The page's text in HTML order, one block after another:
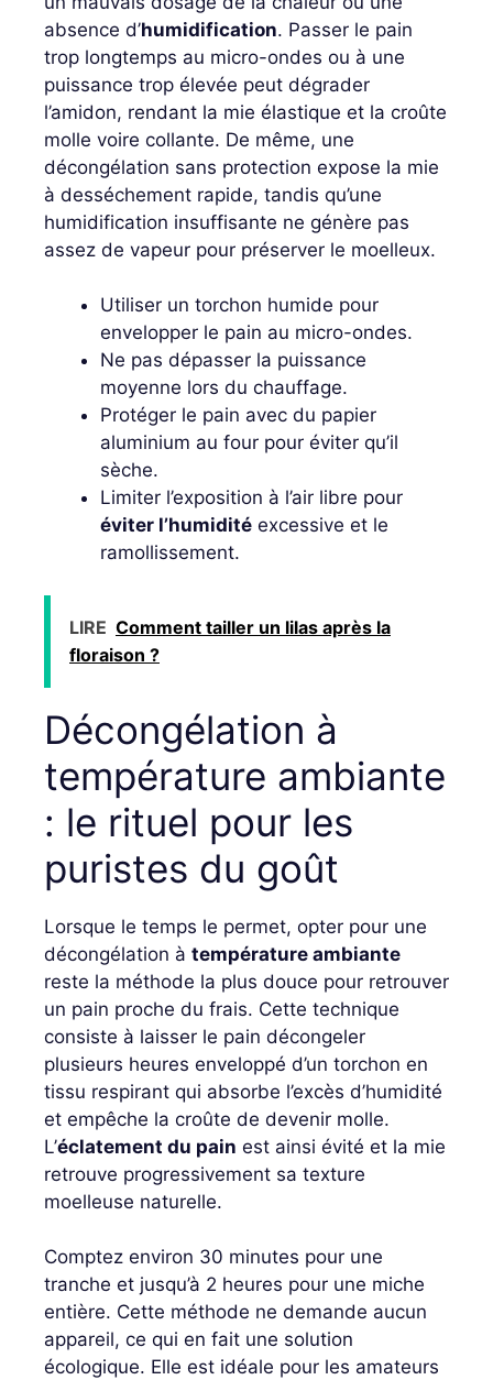
absence d’humidification. Passer le pain
trop longtemps au micro-ondes ou à une
puissance trop élevée peut dégrader
l’amidon, rendant la mie élastique et la croûte
molle voire collante. De même, une
décongélation sans protection expose la mie
à desséchement rapide, tandis qu’une
humidification insuffisante ne génère pas
assez de vapeur pour préserver le moelleux.
Utiliser un torchon humide pour
envelopper le pain au micro-ondes.
Ne pas dépasser la puissance
moyenne lors du chauffage.
Protéger le pain avec du papier
aluminium au four pour éviter qu’il
sèche.
Limiter l’exposition à l’air libre pour
éviter l’humidité excessive et le
ramollissement.
LIRE Comment tailler un lilas après la
floraison ?
Décongélation à
température ambiante
: le rituel pour les
puristes du goût
Lorsque le temps le permet, opter pour une
décongélation à température ambiante
reste la méthode la plus douce pour retrouver
un pain proche du frais. Cette technique
consiste à laisser le pain décongeler
plusieurs heures enveloppé d’un torchon en
tissu respirant qui absorbe l’excès d’humidité
et empêche la croûte de devenir molle.
L’éclatement du pain est ainsi évité et la mie
retrouve progressivement sa texture
moelleuse naturelle.
Comptez environ 30 minutes pour une
tranche et jusqu’à 2 heures pour une miche
entière. Cette méthode ne demande aucun
appareil, ce qui en fait une solution
écologique. Elle est idéale pour les amateurs